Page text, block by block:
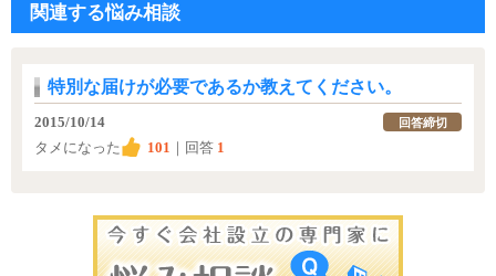
関連する悩み相談
特別な届けが必要であるか教えてください。
2015/10/14
タメになった
101 ｜回答 1
回答締切